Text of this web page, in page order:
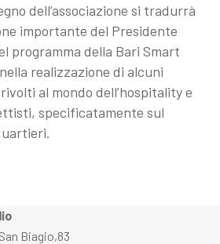
dell’associazione si tradurrà
importante del Presidente
programma della Bari Smart
realizzazione di alcuni
al mondo dell’hospitality e
specificatamente sul
Biagio,83